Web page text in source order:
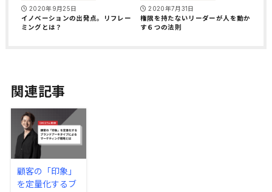
2020年9月25日
イノベーションの出発点。リフレー
ミングとは？
2020年7月31日
権限を持たないリーダーが人を動か
す６つの法則
関連記事
顧客の「印象」
を定量化するブ